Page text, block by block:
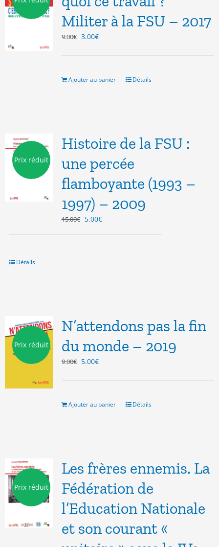
Militer à la FSU – 2017
9.00€ Le
9.00€.
3.00€Le
3.00€.
Ajouter au panier Détails
Prix réduit
Histoire de la FSU :
une percée
flamboyante (1993 –
1997) – 2009
15.00€ Le
5.00€Le
Détails
Prix réduit
N’attendons pas la fin
du monde – 2019
9.00€ Le
9.00€.
5.00€Le
5.00€.
Ajouter au panier Détails
Prix réduit
Les frères ennemis. La
Fédération de
l’Education Nationale
et son courant «